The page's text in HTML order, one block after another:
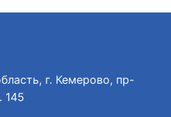
г. Кемерово, пр-
145